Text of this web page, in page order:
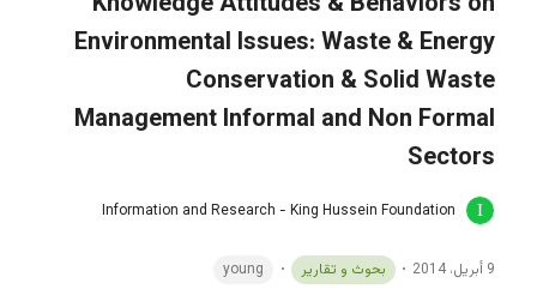
Environmental Issues: Waste & Energy
Conservation & Solid Waste
Management Informal and Non Formal
Sectors
Information and Research - King Hussein Foundation
9 أبريل، 2014 بحوث و تقارير young